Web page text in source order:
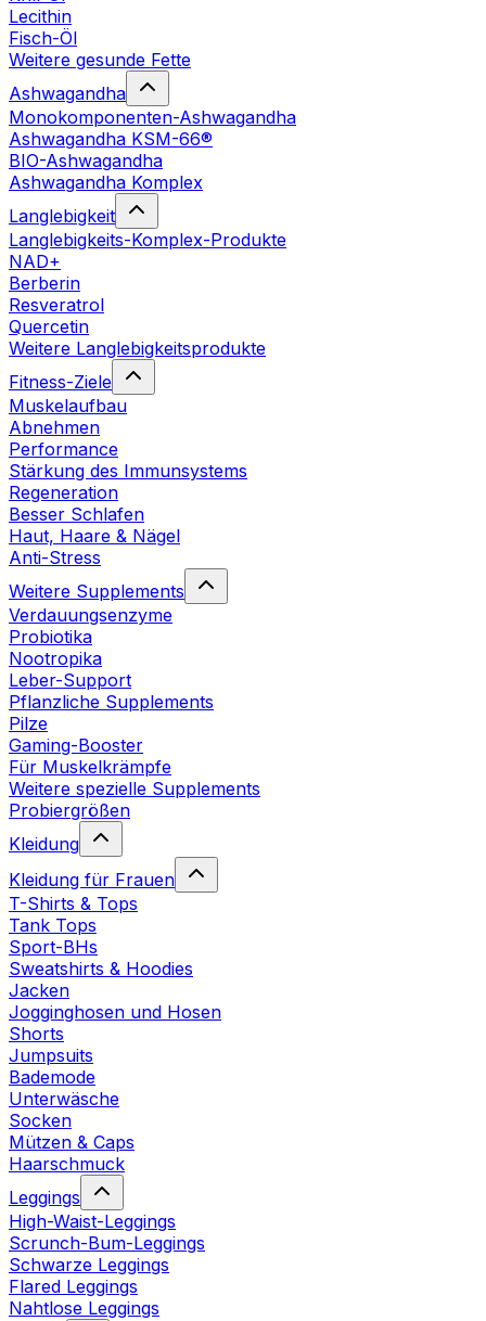
Lecithin
Fisch-Öl
Weitere gesunde Fette
Ashwagandha
Monokomponenten-Ashwagandha
Ashwagandha KSM-66®
BIO-Ashwagandha
Ashwagandha Komplex
Langlebigkeit
Langlebigkeits-Komplex-Produkte
NAD+
Berberin
Resveratrol
Quercetin
Weitere Langlebigkeitsprodukte
Fitness-Ziele
Muskelaufbau
Abnehmen
Performance
Stärkung des Immunsystems
Regeneration
Besser Schlafen
Haut, Haare & Nägel
Anti-Stress
Weitere Supplements
Verdauungsenzyme
Probiotika
Nootropika
Leber-Support
Pflanzliche Supplements
Pilze
Gaming-Booster
Für Muskelkrämpfe
Weitere spezielle Supplements
Probiergrößen
Kleidung
Kleidung für Frauen
T-Shirts & Tops
Tank Tops
Sport-BHs
Sweatshirts & Hoodies
Jacken
Jogginghosen und Hosen
Shorts
Jumpsuits
Bademode
Unterwäsche
Socken
Mützen & Caps
Haarschmuck
Leggings
High-Waist-Leggings
Scrunch-Bum-Leggings
Schwarze Leggings
Flared Leggings
Nahtlose Leggings